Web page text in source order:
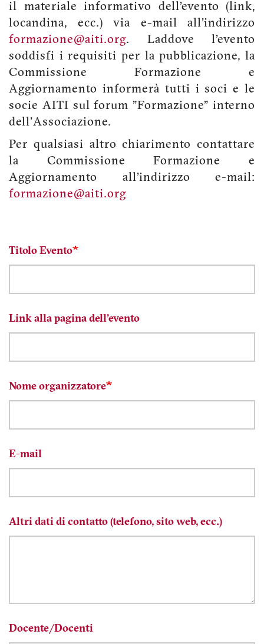
il materiale informativo dell'evento (link,
locandina, ecc.) via e-mail all'indirizzo
formazione@aiti.org. Laddove l'evento
soddisfi i requisiti per la pubblicazione, la
Commissione Formazione e
Aggiornamento informerà tutti i soci e le
socie AITI sul forum "Formazione" interno
dell'Associazione.
Per qualsiasi altro chiarimento contattare
la Commissione Formazione e
Aggiornamento all'indirizzo e-mail:
formazione@aiti.org
Titolo Evento
Link alla pagina dell'evento
Nome organizzatore
E-mail
Altri dati di contatto (telefono, sito web, ecc.)
Docente/Docenti